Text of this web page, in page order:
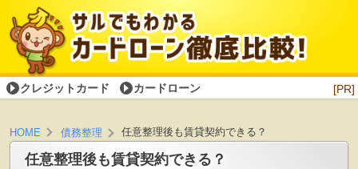
[PR]
クレジットカード カードローン
HOME 債務整理 任意整理後も賃貸契約できる？
任意整理後も賃貸契約できる？